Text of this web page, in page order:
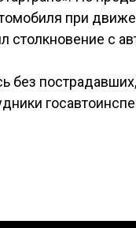
при
столкновение с
без